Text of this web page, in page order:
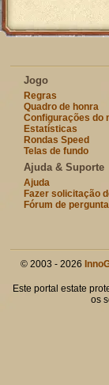
Jogo
Regras
Quadro de honra
Configurações do
Estatísticas
Rondas Speed
Telas de fundo
Ajuda & Suporte
Ajuda
Fazer solicitação
Fórum de
© 2003 - 2026
Este portal estate
os